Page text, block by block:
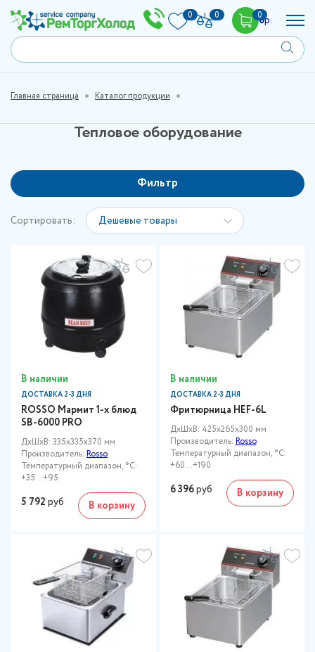
0 0 00р.
Главная страница Каталог продукции
Тепловое оборудование
Фильтр
Сортировать: Дешевые товары
В наличии
ДОСТАВКА 2-3 ДНЯ
ROSSO Мармит 1-х блюд
SB-6000 PRO
ДxШxВ: 335x335x370 мм
Производитель: Rosso
Температурный диапазон, °C:
+35...+95
5 792 руб В корзину
В наличии
ДОСТАВКА 2-3 ДНЯ
Фритюрница HEF-6L
ДxШxВ: 425x265x300 мм
Производитель:Rosso
Температурный диапазон, °C:
+60…+190
6 396руб В корзину